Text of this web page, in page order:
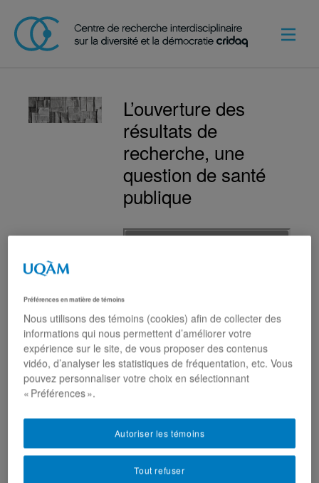
L’ouverture des
résultats de
recherche, une
question de santé
publique
La Balado du CRIDAQ est
disponible surApple
Série spéciale de la
Balado du CRIDAQ -
Préférences en matière de témoins
Nous utilisons des témoins (cookies) afin de collecter des
informations qui nous permettent d’améliorer votre
expérience sur le site, de vous proposer des contenus
vidéo, d’analyser les statistiques de fréquentation, etc. Vous
pouvez personnaliser votre choix en sélectionnant
« Préférences ».
Tout refuser
Autoriser les témoins